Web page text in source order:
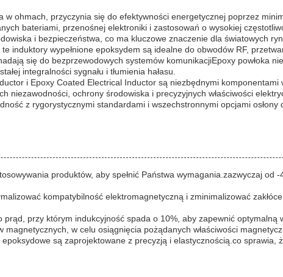
ohmach, przyczynia się do efektywności energetycznej poprzez
bateriami, przenośnej elektroniki i zastosowań o wysokiej
i bezpieczeństwa, co ma kluczowe znaczenie dla światowych
induktory wypełnione epoksydem są idealne do obwodów RF,
się do bezprzewodowych systemów komunikacjiEpoxy powłoka
integralności sygnału i tłumienia hałasu.
i Epoxy Coated Electrical Inductor są niezbędnymi komponentami
niezawodności, ochrony środowiska i precyzyjnych właściwości
z rygorystycznymi standardami i wszechstronnymi opcjami
produktów, aby spełnić Państwa wymagania.zazwyczaj od
kompatybilność elektromagnetyczną i zminimalizować
przy którym indukcyjność spada o 10%, aby zapewnić optymalną
w celu osiągnięcia pożądanych właściwości
są zaprojektowane z precyzją i elastycznością.co sprawia,